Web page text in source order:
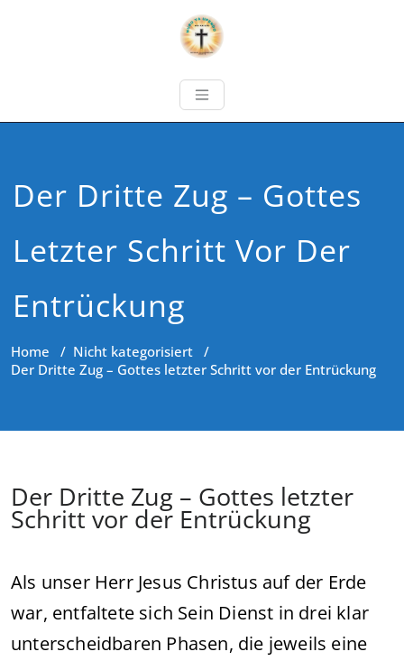
Der Dritte Zug – Gottes
Letzter Schritt Vor Der
Entrückung
Home / Nicht kategorisiert /
Der Dritte Zug – Gottes letzter Schritt vor der Entrückung
Der Dritte Zug – Gottes letzter
Schritt vor der Entrückung
Als unser Herr Jesus Christus auf der Erde
war, entfaltete sich Sein Dienst in drei klar
unterscheidbaren Phasen, die jeweils eine